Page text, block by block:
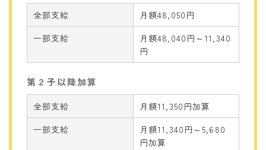
全部支給
月額48,050円
一部支給
月額48,040円～11,340
円
第２子以降加算
全部支給
月額11,350円加算
一部支給
月額11,340円～5,680
円加算